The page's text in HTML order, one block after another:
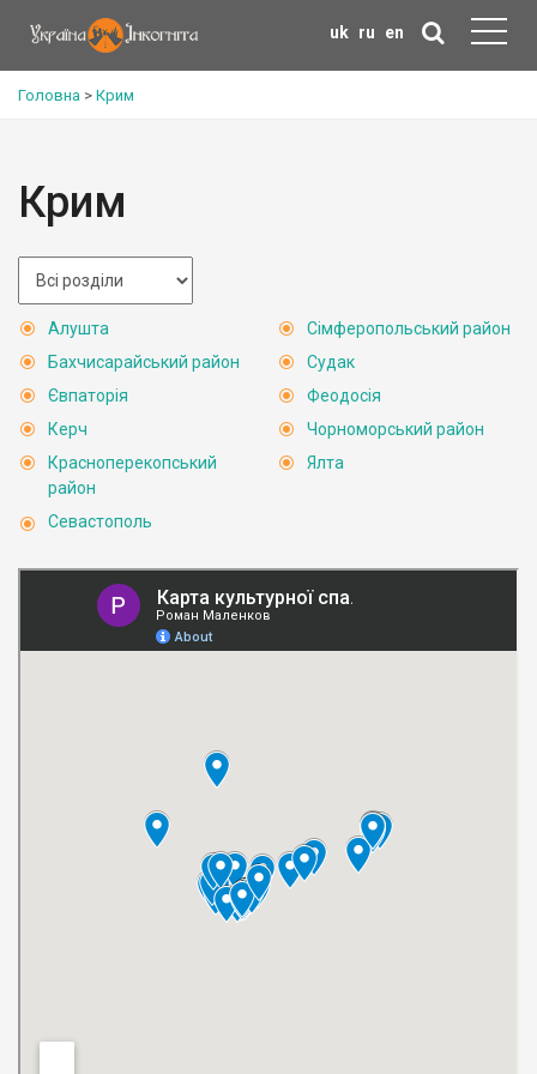
uk ru en
Головна > Крим
Крим
Алушта
Бахчисарайський район
Євпаторія
Керч
Красноперекопський
район
Севастополь
Сімферопольський район
Судак
Феодосія
Чорноморський район
Ялта